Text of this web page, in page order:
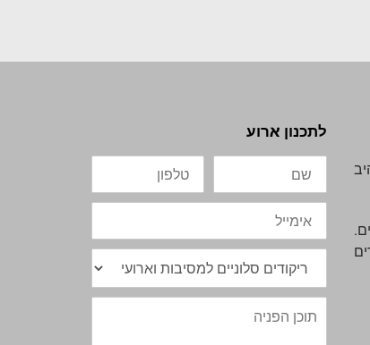
לתכנון ארוע
שם טלפון
אימייל
נושא
תוכן
הפניה